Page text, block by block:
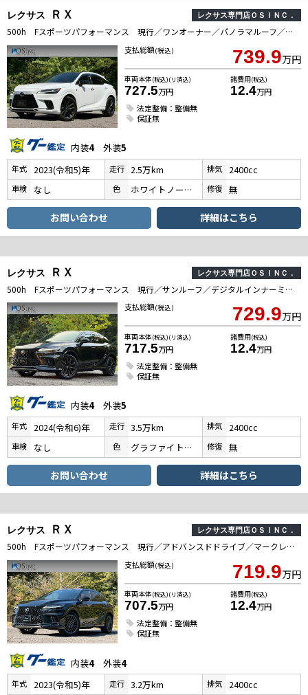
レクサス ＲＸ レクサス専門店ＯＳＩＮＣ．
500h Fスポーツパフォーマンス 現行／ワンオーナー／パノラマルーフ／アドバンスドライブ／デジタルインナーミラー／衝突軽減／BSM／全周囲カメラ／コーナーセンサ／パワーバックドア／シートヒータ・エアコン／Bluetooth／ETC
支払総額(税込) 739.9万円
車両本体(税込)(リ済込)
727.5万円
諸費用(税込)
12.4万円
法定整備：整備無
保証無
内装4外装5
年式 2023(令和5)年 走行 2.5万km 排気 2400cc
車検 なし 色 ホワイトノーヴァガラスフレーク 修復 無
お問い合わせ 詳細はこちら
レクサス ＲＸ レクサス専門店ＯＳＩＮＣ．
500h Fスポーツパフォーマンス 現行／サンルーフ／デジタルインナーミラー／全周囲カメラ／アドバンスドライブ／BSM／パワーバックドア／衝突軽減／レーダークルーズ／レーンキープ／コーナーセンサー／シートヒーター・エアコン／ETC2．0
支払総額(税込) 729.9万円
車両本体(税込)(リ済込)
717.5万円
諸費用(税込)
12.4万円
法定整備：整備無
保証無
内装4外装5
年式 2024(令和6)年 走行 3.5万km 排気 2400cc
車検 なし 色 グラファイトブラックガラスフレーク 修復 無
お問い合わせ 詳細はこちら
レクサス ＲＸ レクサス専門店ＯＳＩＮＣ．
500h Fスポーツパフォーマンス 現行／アドバンスドドライブ／マークレビンソン／サンルーフ／全周囲カメラ／衝突軽減／レーダークルーズコントロール／コーナーセンサー／BSM／ハンドルヒーター／シートヒーター・エアコン／電動リアゲート
支払総額(税込) 719.9万円
車両本体(税込)(リ済込)
707.5万円
諸費用(税込)
12.4万円
法定整備：整備無
保証無
内装4外装4
年式 2023(令和5)年 走行 3.2万km 排気 2400cc